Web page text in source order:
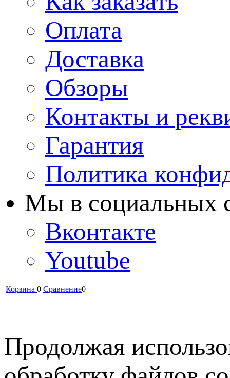
Оплата
Доставка
Обзоры
Контакты и
Гарантия
Политика
Мы в cоциальных
Вконтакте
Youtube
Корзина 0 Сравнение0
Продолжая